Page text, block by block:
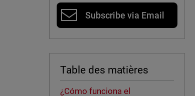
Subscribe via Email
Table des matières
¿Cómo funciona el